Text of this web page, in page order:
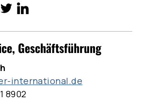
Geschäftsführung
international.de
8902